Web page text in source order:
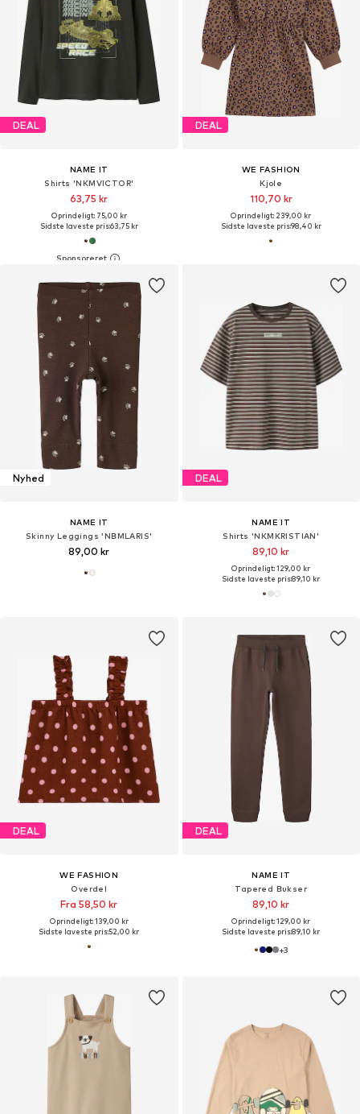
DEAL
NAME IT
Shirts 'NKMVICTOR'
63,75 kr
Oprindeligt: 75,00 kr
Sidste laveste pris:63,75 kr
DEAL
WE FASHION
Kjole
110,70 kr
Oprindeligt: 239,00 kr
Sidste laveste pris:98,40 kr
Nyhed
NAME IT
Skinny Leggings 'NBMLARIS'
89,00 kr
DEAL
NAME IT
Shirts 'NKMKRISTIAN'
89,10 kr
Oprindeligt: 129,00 kr
Sidste laveste pris:89,10 kr
DEAL
WE FASHION
Overdel
Fra 58,50 kr
Oprindeligt: 139,00 kr
Sidste laveste pris:52,00 kr
DEAL
NAME IT
Tapered Bukser
89,10 kr
Oprindeligt: 129,00 kr
Sidste laveste pris:89,10 kr
+3